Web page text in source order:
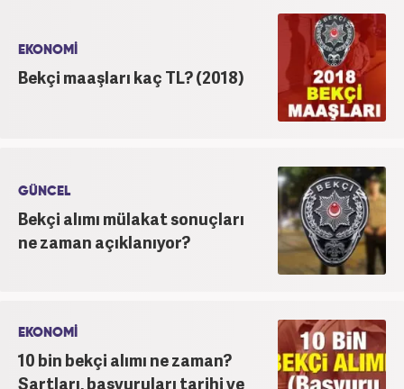
EKONOMİ
Bekçi maaşları kaç TL? (2018)
GÜNCEL
Bekçi alımı mülakat sonuçları
ne zaman açıklanıyor?
EKONOMİ
10 bin bekçi alımı ne zaman?
Şartları, başvuruları tarihi ve